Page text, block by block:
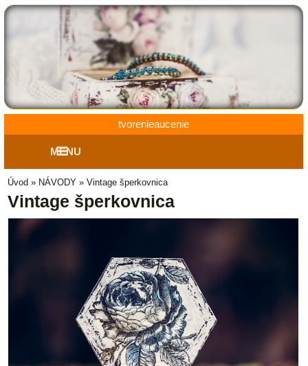
tvorenieaucenie
MENU
Úvod » NÁVODY » Vintage šperkovnica
Vintage šperkovnica